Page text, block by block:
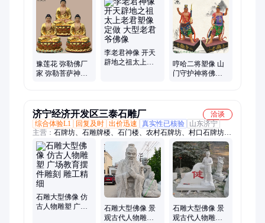
二药叉大将、十殿阎君、十大药王、三官大帝、四御、斗姆元
君、十八罗汉、文昌帝君、月老星君、北斗南斗、土地公土地
婆、文殊菩萨、玉皇王母、玉皇大帝、送子奶奶、女娲娘娘
豫莲花 弥勒佛厂
家 弥勒菩萨神像
李老君神像 开天
辟地之祖太上老
哼哈二将塑像 山
门守护神将佛像
济宁经济开发区三泰石雕厂
洽谈
综合体验L1
回复及时 出价迅速 真实性已核验
山东济宁
主营： 石牌坊、石雕牌楼、石门楼、农村石牌坊、村口石牌坊、
寺庙石牌坊、花岗岩石牌坊、祠堂石牌坊、单门石牌坊、三门石
牌坊、石龙柱厂家、石雕盘龙柱、寺庙寺院石龙柱、家祠祠堂石
龙柱、青石石龙柱、花岗岩石龙柱、石亭子、石雕凉亭、四角石
凉亭、六角石凉亭、八角石凉亭、单层石凉亭、双层石凉亭、石
雕大象、石狮子
石雕大型佛像 仿
古人物雕塑 广场
石雕大型佛像 景
观古代人物雕刻
石雕大型佛像 景
观古代人物雕刻